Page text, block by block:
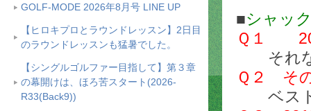
GOLF-MODE 2026年8月号 LINE UP
【ヒロキプロとラウンドレッスン】2日目
のラウンドレッスンも猛暑でした。
【シングルゴルファー目指して】第３章
の幕開けは、ほろ苦スタート(2026-
R33(Back9))
■シャッ
Ｑ１
それな
Ｑ２ そ
ベスト